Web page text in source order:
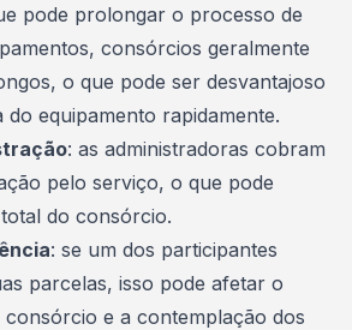
pode prolongar o processo de
consórcios geralmente
o que pode ser desvantajoso
do equipamento rapidamente.
: as administradoras cobram
pelo serviço, o que pode
do consórcio.
: se um dos participantes
parcelas, isso pode afetar o
e a contemplação dos